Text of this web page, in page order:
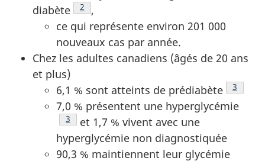
diabète
Note de bas de page
2
,
ce qui représente environ 201 000
nouveaux cas par année.
Chez les adultes canadiens (âgés de 20 ans
et plus)
6,1 % sont atteints de prédiabète
Note
3
7,0 % présentent une hyperglycémie
Note de bas de page
3
et 1,7 % vivent avec une
hyperglycémie non diagnostiquée
90,3 % maintiennent leur glycémie